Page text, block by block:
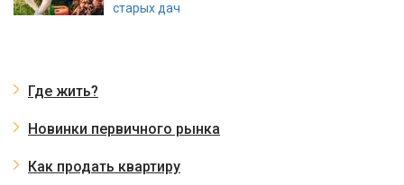
старых дач
Где жить?
Новинки первичного рынка
Как продать квартиру